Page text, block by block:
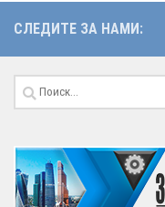
СЛЕДИТЕ ЗА НАМИ:
Найти: